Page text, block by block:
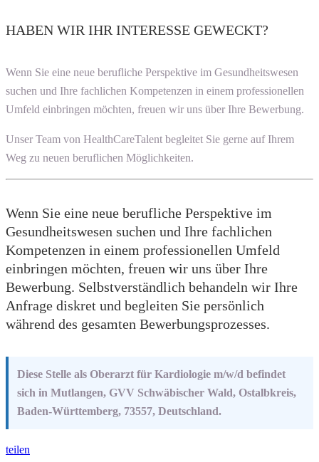
HABEN WIR IHR INTERESSE GEWECKT?
Wenn Sie eine neue berufliche Perspektive im Gesundheitswesen
suchen und Ihre fachlichen Kompetenzen in einem professionellen
Umfeld einbringen möchten, freuen wir uns über Ihre Bewerbung.
Unser Team von HealthCareTalent begleitet Sie gerne auf Ihrem
Weg zu neuen beruflichen Möglichkeiten.
Wenn Sie eine neue berufliche Perspektive im
Gesundheitswesen suchen und Ihre fachlichen
Kompetenzen in einem professionellen Umfeld
einbringen möchten, freuen wir uns über Ihre
Bewerbung. Selbstverständlich behandeln wir Ihre
Anfrage diskret und begleiten Sie persönlich
während des gesamten Bewerbungsprozesses.
Diese Stelle als Oberarzt für Kardiologie m/w/d befindet
sich in Mutlangen, GVV Schwäbischer Wald, Ostalbkreis,
Baden-Württemberg, 73557, Deutschland.
teilen